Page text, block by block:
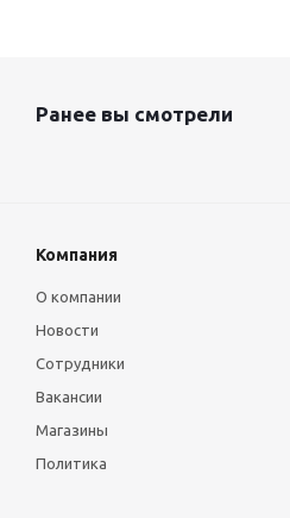
Ранее вы смотрели
Компания
О компании
Новости
Сотрудники
Вакансии
Магазины
Политика